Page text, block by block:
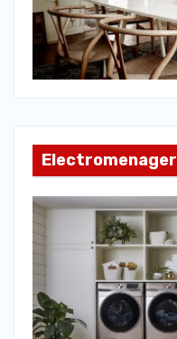
Electromenager